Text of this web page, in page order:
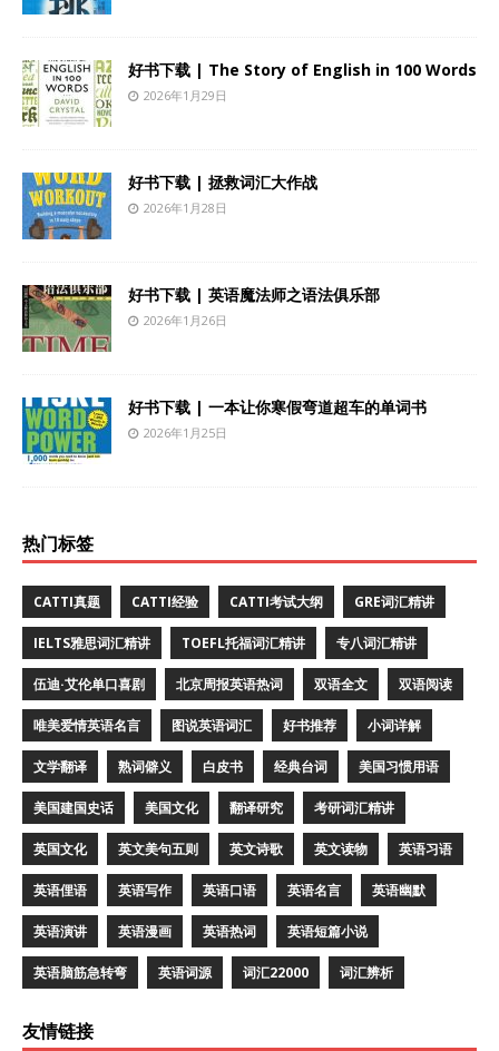
好书下载 | The Story of English in 100 Words
2026年1月29日
好书下载 | 拯救词汇大作战
2026年1月28日
好书下载 | 英语魔法师之语法俱乐部
2026年1月26日
好书下载 | 一本让你寒假弯道超车的单词书
2026年1月25日
热门标签
CATTI真题 CATTI经验 CATTI考试大纲 GRE词汇精讲
IELTS雅思词汇精讲 TOEFL托福词汇精讲 专八词汇精讲
伍迪·艾伦单口喜剧 北京周报英语热词 双语全文 双语阅读
唯美爱情英语名言 图说英语词汇 好书推荐 小词详解
文学翻译 熟词僻义 白皮书 经典台词 美国习惯用语
美国建国史话 美国文化 翻译研究 考研词汇精讲
英国文化 英文美句五则 英文诗歌 英文读物 英语习语
英语俚语 英语写作 英语口语 英语名言 英语幽默
英语演讲 英语漫画 英语热词 英语短篇小说
英语脑筋急转弯 英语词源 词汇22000 词汇辨析
友情链接